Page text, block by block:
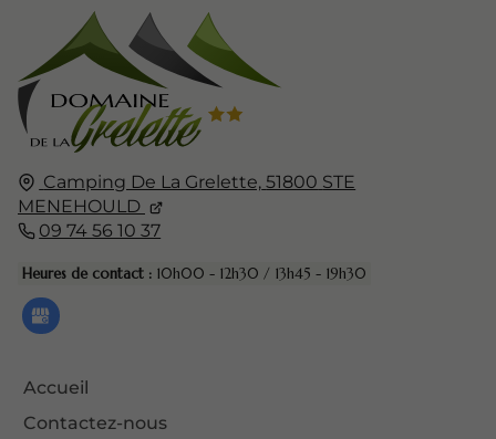
Camping De La Grelette, 51800 STE
MENEHOULD
09 74 56 10 37
Heures de contact : 10h00 - 12h30 / 13h45 - 19h30
Accueil
Contactez-nous